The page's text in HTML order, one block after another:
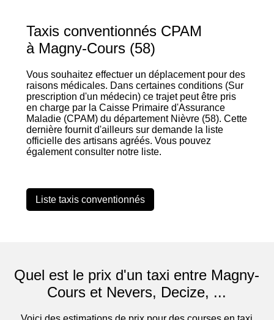
Taxis conventionnés CPAM
à Magny-Cours (58)
Vous souhaitez effectuer un déplacement pour des
raisons médicales. Dans certaines conditions (Sur
prescription d'un médecin) ce trajet peut être pris
en charge par la Caisse Primaire d'Assurance
Maladie (CPAM) du département Nièvre (58). Cette
dernière fournit d'ailleurs sur demande la liste
officielle des artisans agréés. Vous pouvez
également consulter notre liste.
Liste taxis conventionnés
Quel est le prix d'un taxi entre Magny-
Cours et Nevers, Decize, ...